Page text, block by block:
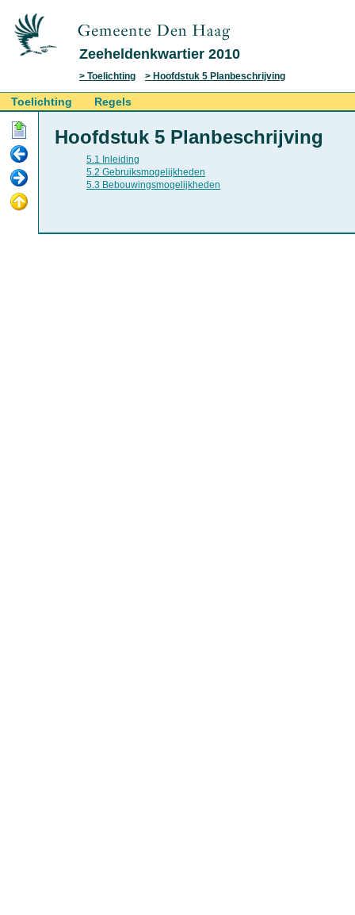
Zeeheldenkwartier 2010
Toelichting Hoofdstuk 5 Planbeschrijving
Toelichting Regels
Hoofdstuk 5 Planbeschrijving
5.1 Inleiding
5.2 Gebruiksmogelijkheden
5.3 Bebouwingsmogelijkheden